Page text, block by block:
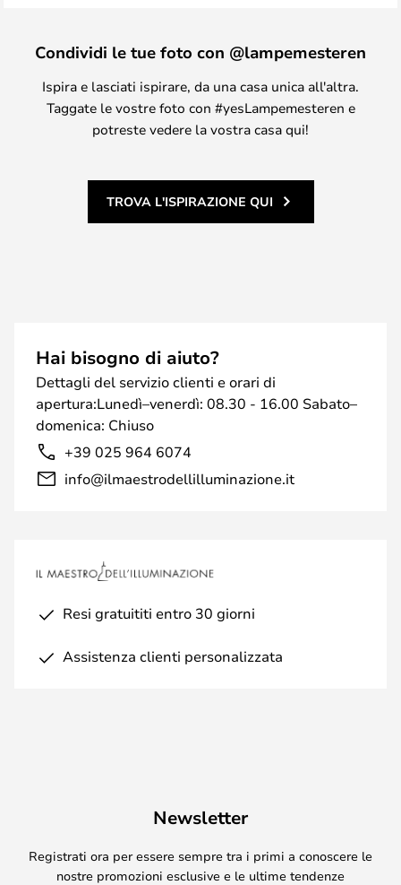
Condividi le tue foto con @lampemesteren
Ispira e lasciati ispirare, da una casa unica all'altra.
Taggate le vostre foto con #yesLampemesteren e
potreste vedere la vostra casa qui!
TROVA L'ISPIRAZIONE QUI
Hai bisogno di aiuto?
Dettagli del servizio clienti e orari di
apertura:Lunedì–venerdì: 08.30 - 16.00 Sabato–
domenica: Chiuso
+39 025 964 6074
info@ilmaestrodellilluminazione.it
Resi gratuititi entro 30 giorni
Assistenza clienti personalizzata
Newsletter
Registrati ora per essere sempre tra i primi a conoscere le
nostre promozioni esclusive e le ultime tendenze